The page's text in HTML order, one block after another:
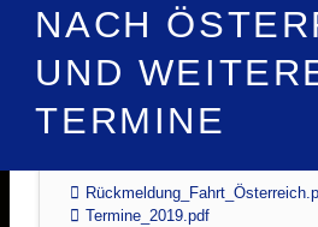
NACH
UND
TERMINE
Termine_2019.pdf